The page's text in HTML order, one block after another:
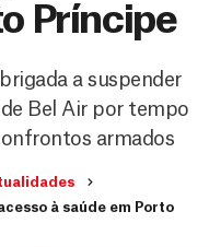
Príncipe
a suspender
Bel Air por tempo
armados
à saúde em Porto